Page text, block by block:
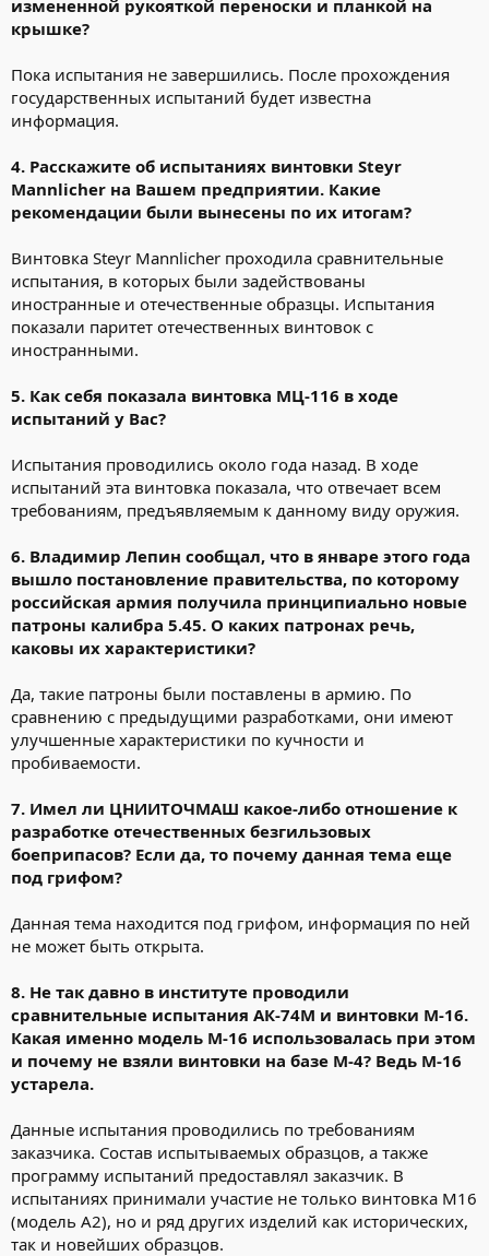
измененной рукояткой переноски и планкой на
крышке?
Пока испытания не завершились. После прохождения
государственных испытаний будет известна
информация.
4. Расскажите об испытаниях винтовки Steyr
Mannlicher на Вашем предприятии. Какие
рекомендации были вынесены по их итогам?
Винтовка Steyr Mannlicher проходила сравнительные
испытания, в которых были задействованы
иностранные и отечественные образцы. Испытания
показали паритет отечественных винтовок с
иностранными.
5. Как себя показала винтовка МЦ-116 в ходе
испытаний у Вас?
Испытания проводились около года назад. В ходе
испытаний эта винтовка показала, что отвечает всем
требованиям, предъявляемым к данному виду оружия.
6. Владимир Лепин сообщал, что в январе этого года
вышло постановление правительства, по которому
российская армия получила принципиально новые
патроны калибра 5.45. О каких патронах речь,
каковы их характеристики?
Да, такие патроны были поставлены в армию. По
сравнению с предыдущими разработками, они имеют
улучшенные характеристики по кучности и
пробиваемости.
7. Имел ли ЦНИИТОЧМАШ какое-либо отношение к
разработке отечественных безгильзовых
боеприпасов? Если да, то почему данная тема еще
под грифом?
Данная тема находится под грифом, информация по ней
не может быть открыта.
8. Не так давно в институте проводили
сравнительные испытания АК-74М и винтовки М-16.
Какая именно модель М-16 использовалась при этом
и почему не взяли винтовки на базе М-4? Ведь М-16
устарела.
Данные испытания проводились по требованиям
заказчика. Состав испытываемых образцов, а также
программу испытаний предоставлял заказчик. В
испытаниях принимали участие не только винтовка М16
(модель А2), но и ряд других изделий как исторических,
так и новейших образцов.